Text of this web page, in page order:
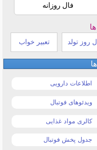
فال روزانه
روز تولد تعبیر خواب
اطلاعات دارویی
ویدئوهای فوتبال
کالری مواد غذایی
جدول پخش فوتبال